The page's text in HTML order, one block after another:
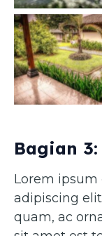
Caption
Bagian
Lorem ipsum
adipiscing
quam, ac